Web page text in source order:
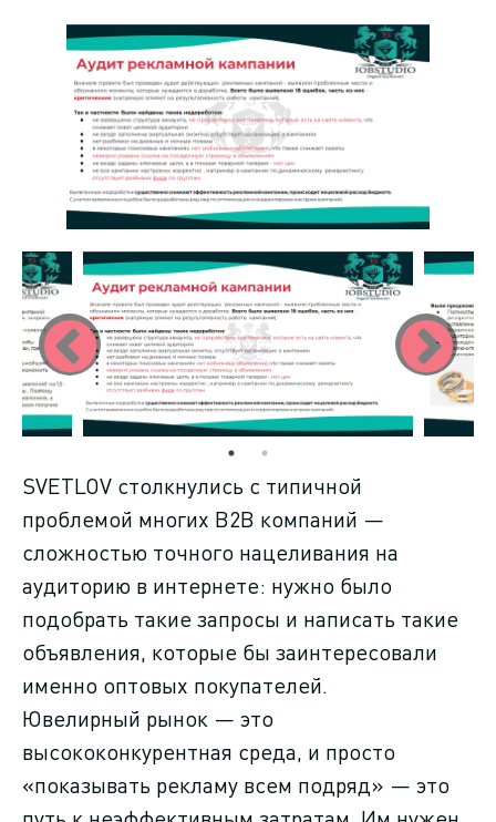
SVETLOV столкнулись с типичной
проблемой многих B2B компаний —
сложностью точного нацеливания на
аудиторию в интернете: нужно было
подобрать такие запросы и написать такие
объявления, которые бы заинтересовали
именно оптовых покупателей.
Ювелирный рынок — это
высококонкурентная среда, и просто
«показывать рекламу всем подряд» — это